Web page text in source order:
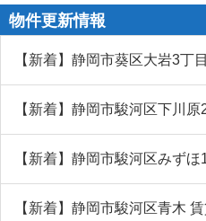
物件更新情報
【新着】静岡市葵区大岩3丁
【新着】静岡市駿河区下川
【新着】静岡市駿河区みず
【新着】静岡市駿河区青木